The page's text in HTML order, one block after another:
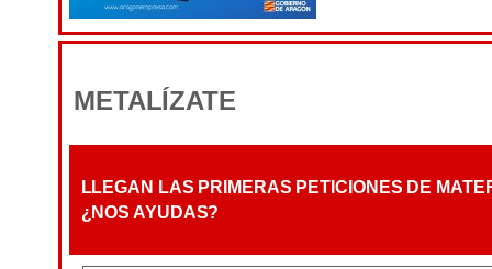
METALÍZATE
LLEGAN LAS PRIMERAS PETICIONES DE
¿NOS AYUDAS?